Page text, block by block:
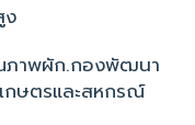
ง
ภาพผัก.กองพัฒนา
กษตรและสหกรณ์